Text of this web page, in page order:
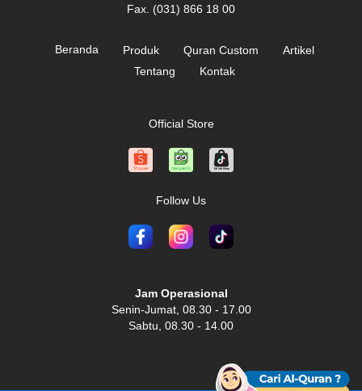
Fax. (031) 866 18 00
Beranda Produk Quran Custom
Artikel
Tentang
Kontak
Official Store
Follow Us
Jam Operasional
Senin-Jumat, 08.30 - 17.00
Sabtu, 08.30 - 14.00